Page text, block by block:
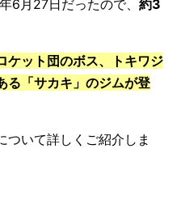
6月27日だったので、 約3
ケット団のボス、トキワジ
る「サカキ」のジムが登
ついて詳しくご紹介しま